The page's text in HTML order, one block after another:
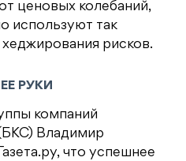
ценовых колебаний,
используют так
рисков.
РУКИ
компаний
Владимир
что успешнее